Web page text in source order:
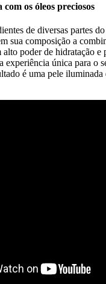
os óleos preciosos
de diversas partes
sua composição a
poder de hidratação e
experiência única para o
é uma pele iluminada